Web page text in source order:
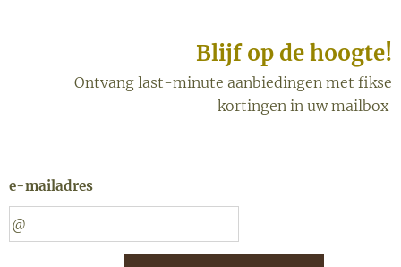
Blijf op de hoogte!
Ontvang last-minute aanbiedingen met fikse
kortingen in uw mailbox
e-mailadres